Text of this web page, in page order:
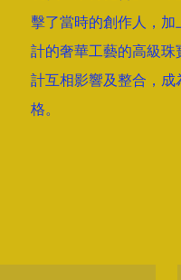
擊了當時的創作人，
計的奢華工藝的高級
計互相影響及整合，